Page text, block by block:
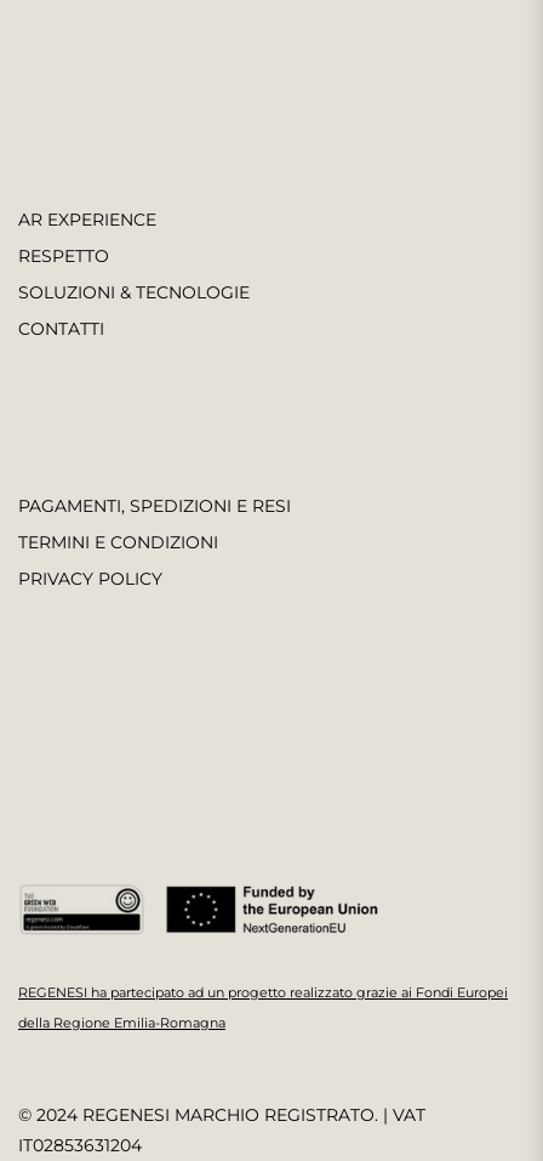
AR EXPERIENCE
RESPETTO
SOLUZIONI & TECNOLOGIE
CONTATTI
PAGAMENTI, SPEDIZIONI E RESI
TERMINI E CONDIZIONI
PRIVACY POLICY
REGENESI ha partecipato ad un progetto realizzato grazie ai Fondi Europei
della Regione Emilia-Romagna
© 2024 REGENESI MARCHIO REGISTRATO. | VAT
IT02853631204